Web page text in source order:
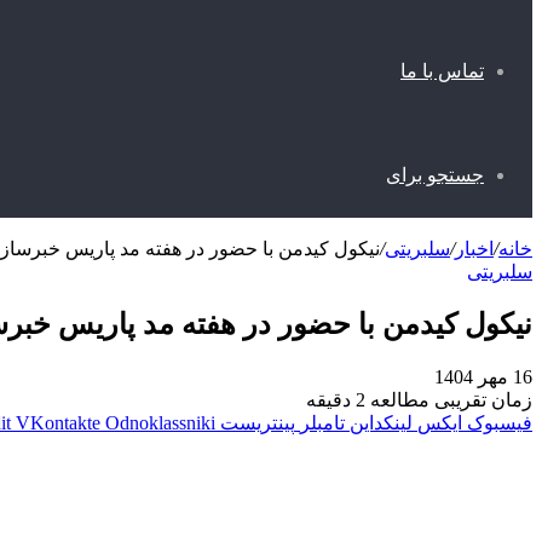
تماس با ما
جستجو برای
خانه/ اخبار/سلبریتی/نیکول کیدمن با حضور در هفته مد پاریس
سلبریتی
نیکول کیدمن با حضور در هفته مد پاریس
16 مهر 1404
زمان تقریبی مطالعه 2 دقیقه
فیسبوک ایکس لینکداین تامبلر پینتریست VKontakte Odnoklassniki